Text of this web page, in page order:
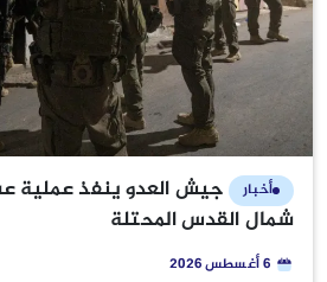
أخبار
جيش العدو ينفذ عملية
شمال القدس المحتلة
6 أغسطس 2026